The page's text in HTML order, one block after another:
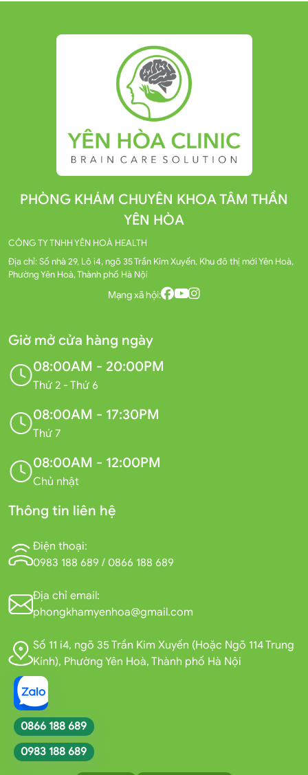
PHÒNG KHÁM CHUYÊN KHOA TÂM THẦN
YÊN HÒA
CÔNG TY TNHH YÊN HOÀ HEALTH
Địa chỉ: Số nhà 29, Lô i4, ngõ 35 Trần Kim Xuyến, Khu đô thị mới Yên Hoà,
Phường Yên Hoà, Thành phố Hà Nội
Mạng xã hội:
Giờ mở cửa hàng ngày
08:00AM - 20:00PM
Thứ 2 - Thứ 6
08:00AM - 17:30PM
Thứ 7
08:00AM - 12:00PM
Chủ nhật
Thông tin liên hệ
Điện thoại:
0983 188 689 / 0866 188 689
Địa chỉ email:
phongkhamyenhoa@gmail.com
Số 11 i4, ngõ 35 Trần Kim Xuyến (Hoặc Ngõ 114 Trung
Kính), Phường Yên Hoà, Thành phố Hà Nội
0866 188 689
0983 188 689